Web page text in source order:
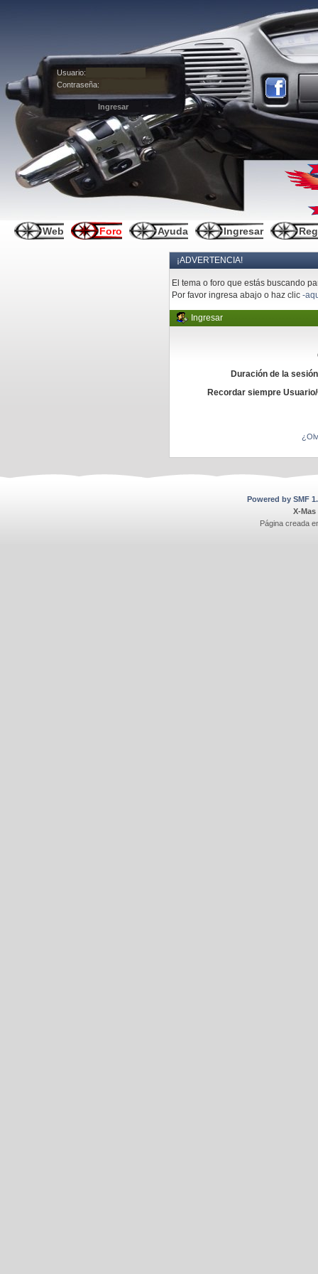
Usuario:
Contraseña:
Web Foro Ayuda Ingresar
¡ADVERTENCIA!
El tema o foro que estás buscando
Por favor ingresa abajo o haz clic-
Ingresar
Duración de la
Recordar siempre
Powered by SMF
X-Mas
Página creada